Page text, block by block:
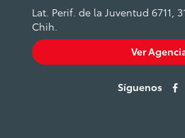
Lat. Perif. de la Juventud 6711,
Chih.
Ver
Síguenos